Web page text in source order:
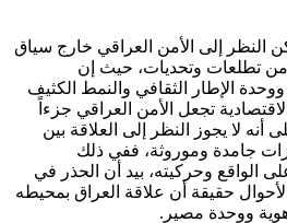
النظر إلى الأمن العراقي خارج سياق
من تطلعات وتحديات، حيث إن
الإطار الثقافي والنمط الكثيف
تجعل الأمن العراقي جزءاً
أنه لا يجوز النظر إلى العلاقة بين
جامدة وموروثة، ففي ذلك
الواقع وحركيته، بيد أن الحذر في
حقيقة أن علاقة العراق بمحيطه
ووحدة مصير.